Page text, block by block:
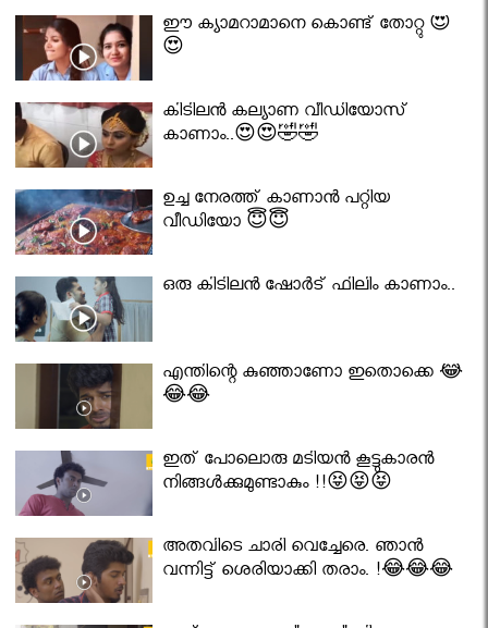
ഈ ക്യാമറാമാനെ കൊണ്ട് തോറ്റു 😍
😍
കിടിലൻ കല്യാണ വീഡിയോസ്
കാണാം..😍😍🤣🤣
ഉച്ച നേരത്ത് കാണാൻ പറ്റിയ
വീഡിയോ 😇😇
ഒരു കിടിലൻ ഷോർട് ഫിലിം കാണാം..
എന്തിന്റെ കുഞ്ഞാണോ ഇതൊക്കെ 😂
😂😂
ഇത് പോലൊരു മടിയൻ കൂട്ടുകാരൻ
നിങ്ങൾക്കുമുണ്ടാകും !!😝😝😝
അതവിടെ ചാരി വെച്ചേരെ. ഞാൻ
വന്നിട്ട് ശെരിയാക്കി തരാം. !😂😂😂